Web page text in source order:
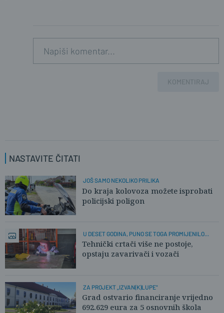
KOMENTIRAJ
NASTAVITE ČITATI
JOŠ SAMO NEKOLIKO PRILIKA
Do kraja kolovoza možete isprobati
policijski poligon
U DESET GODINA, PUNO SE TOGA PROMIJENILO...
Tehnički crtači više ne postoje,
opstaju zavarivači i vozači
ZA PROJEKT „IZVAN(K)LUPE"
Grad ostvario financiranje vrijedno
692.629 eura za 5 osnovnih škola